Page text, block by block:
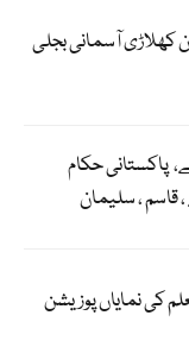
کھلاڑی آسمانی بجلی
پاکستانی حکام
، سلیمان
کی نمایاں پوزیشن